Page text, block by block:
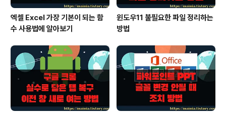
엑셀 Excel 가장 기본이 되는 함
수 사용법에 알아보기
윈도우11 불필요한 파일 정리하는
방법